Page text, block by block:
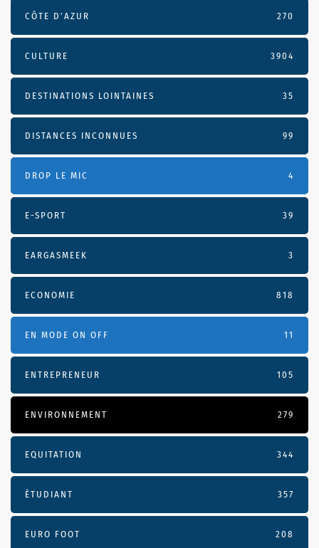
CÔTE D’AZUR 270
CULTURE 3904
DESTINATIONS LOINTAINES 35
DISTANCES INCONNUES 99
DROP LE MIC 4
E-SPORT 39
EARGASMEEK 3
ECONOMIE 818
EN MODE ON OFF 11
ENTREPRENEUR 105
ENVIRONNEMENT 279
EQUITATION 344
ÉTUDIANT 357
EURO FOOT 208